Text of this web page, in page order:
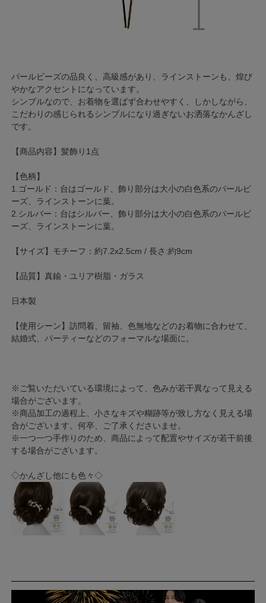
パールビーズの品良く、高級感があり、ラインストーンも、煌び
やかなアクセントになっています。
シンプルなので、お着物を選ばず合わせやすく、しかしながら、
こだわりの感じられるシンプルになり過ぎないお洒落なかんざし
です。
【商品内容】髪飾り1点
【色柄】
1.ゴールド：台はゴールド、飾り部分は大小の白色系のパールビ
ーズ、ラインストーンに葉。
2.シルバー：台はシルバー、飾り部分は大小の白色系のパールビ
ーズ、ラインストーンに葉。
【サイズ】モチーフ：約7.2x2.5cm / 長さ:約9cm
【品質】真鍮・ユリア樹脂・ガラス
日本製
【使用シーン】訪問着、留袖、色無地などのお着物に合わせて、
結婚式、パーティーなどのフォーマルな場面に。
※ご覧いただいている環境によって、色みが若干異なって見える
場合がございます。
※商品加工の過程上、小さなキズや糊跡等が致し方なく見える場
合がございます。何卒、ご了承くださいませ。
※一つ一つ手作りのため、商品によって配置やサイズが若干前後
する場合がございます。
◇かんざし他にも色々◇